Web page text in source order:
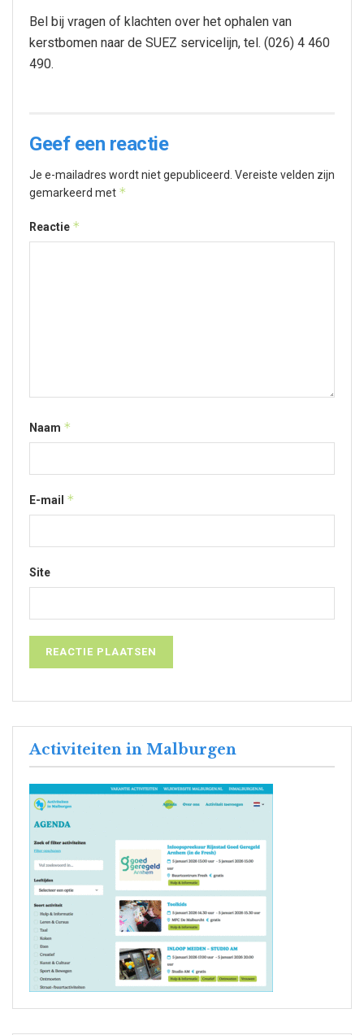
Bel bij vragen of klachten over het ophalen van
kerstbomen naar de SUEZ servicelijn, tel. (026) 4 460
490.
Geef een reactie
Je e-mailadres wordt niet gepubliceerd. Vereiste velden zijn
gemarkeerd met *
Reactie *
Naam *
E-mail *
Site
Activiteiten in Malburgen